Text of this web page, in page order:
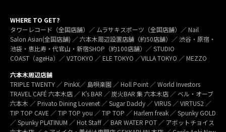
WHERE TO GET?
タワーレコード（全国店舗）／ ムラサキスポーツ（全国店舗）／ Nail
Salon Asian(全国店舗) ／ 六本木周辺設置店舗（約50店舗）／ 渋谷・原宿・
池袋・恵比寿・代官山・新宿SHOP（約100店舗）／ STUDIO
COAST（ageHa）／ V2TOKYO ／ ELE TOKYO ／VILLA TOKYO ／ MEZZO
六本木周辺店舗
TRIPLE TWENTY ／ PinkX／ 島唄楽園 ／ Holl Point ／ World Investors
TRAVEL CAFÉ 六本木店 ／ K’s BAR ／ 炭火BAR 集 六本木店 ／ ベル・オーブ
六本木 ／ Privato Dining Lovenet ／ Sugar Daddy ／ VIRUS ／ VIRTUS2 ／
TIP TOP CAVE ／ TIP TOP you ／ TIP TOP ／ Harlem freak ／ Spunky GOLD
／ Spunky PLATINUM ／ Hot Staff ／ BAR WATER POT ／ アボットチョイス